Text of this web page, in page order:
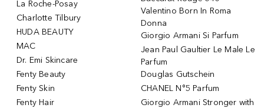
La Roche-Posay
Charlotte Tilbury
HUDA BEAUTY
MAC
Dr. Emi Skincare
Fenty Beauty
Fenty Skin
Fenty Hair
Valentino Born In Roma
Donna
Giorgio Armani Si Parfum
Jean Paul Gaultier Le Male Le
Parfum
Douglas Gutschein
CHANEL N°5 Parfum
Giorgio Armani Stronger with